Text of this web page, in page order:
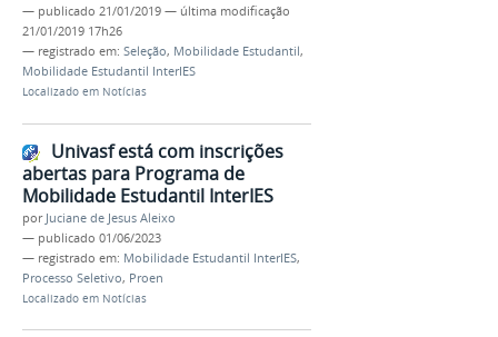
— publicado 21/01/2019 — última modificação
21/01/2019 17h26
— registrado em: Seleção, Mobilidade Estudantil,
Mobilidade Estudantil InterIES
Localizado em Notícias
Univasf está com inscrições
abertas para Programa de
Mobilidade Estudantil InterIES
por Juciane de Jesus Aleixo
— publicado 01/06/2023
— registrado em: Mobilidade Estudantil InterIES,
Processo Seletivo, Proen
Localizado em Notícias